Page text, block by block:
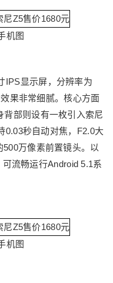
机图
IPS显示屏，分辨率为
果非常细腻。核心方面
背部则设有一枚引入索尼
0.03秒自动对焦，F2.0大
万像素前置镜头。以
流畅运行Android 5.1系
机图